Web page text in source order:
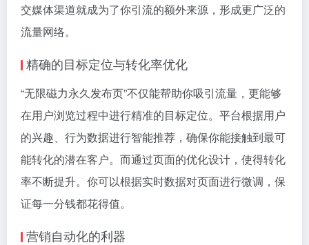
交媒体渠道就成为了你引流的额外来源，形成更广泛的
流量网络。
精确的目标定位与转化率优化
“无限磁力永久发布页”不仅能帮助你吸引流量，更能够
在用户浏览过程中进行精准的目标定位。平台根据用户
的兴趣、行为数据进行智能推荐，确保你能接触到最可
能转化的潜在客户。而通过页面的优化设计，使得转化
率不断提升。你可以根据实时数据对页面进行微调，保
证每一分钱都花得值。
营销自动化的利器